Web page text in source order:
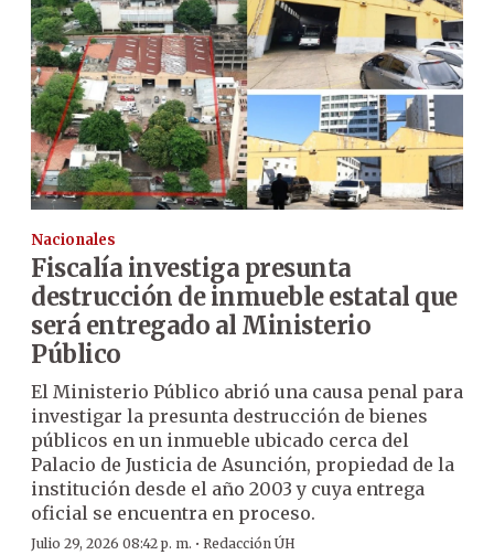
Nacionales
Fiscalía investiga presunta
destrucción de inmueble estatal que
será entregado al Ministerio
Público
El Ministerio Público abrió una causa penal para
investigar la presunta destrucción de bienes
públicos en un inmueble ubicado cerca del
Palacio de Justicia de Asunción, propiedad de la
institución desde el año 2003 y cuya entrega
oficial se encuentra en proceso.
Julio 29, 2026 08:42 p. m. · Redacción ÚH